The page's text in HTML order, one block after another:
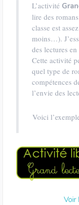
L’activité
lire des
classe est
moins…).
des lectures
Cette activité
quel type de
compétences
l’envie des
Voici
Voir